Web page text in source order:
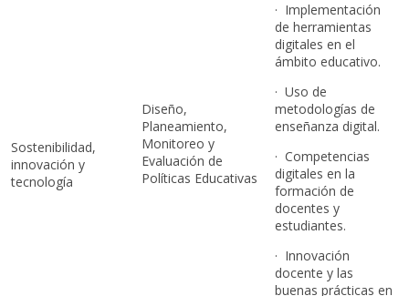
Sostenibilidad,
innovación y
tecnología
Diseño,
Planeamiento,
Monitoreo y
Evaluación de
Políticas Educativas
· Implementación
de herramientas
digitales en el
ámbito educativo.
· Uso de
metodologías de
enseñanza digital.
· Competencias
digitales en la
formación de
docentes y
estudiantes.
· Innovación
docente y las
buenas prácticas en